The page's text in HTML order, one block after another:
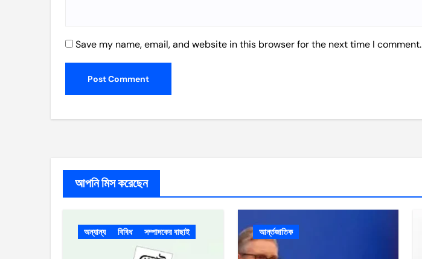
Save my name, email, and website in this browser for the next time I comment.
আপনি মিস করেছেন
অন্যান্য বিবিধ সম্পাদকের বাছাই আর্ন্তজাতিক